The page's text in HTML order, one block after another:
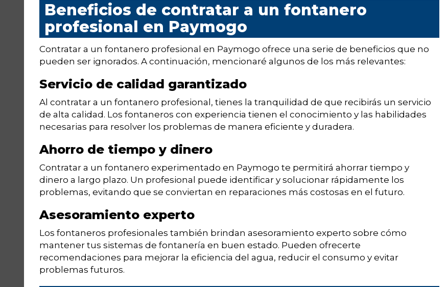
Beneficios de contratar a un fontanero
profesional en Paymogo
Contratar a un fontanero profesional en Paymogo ofrece una serie de beneficios que no
pueden ser ignorados. A continuación, mencionaré algunos de los más relevantes:
Servicio de calidad garantizado
Al contratar a un fontanero profesional, tienes la tranquilidad de que recibirás un servicio
de alta calidad. Los fontaneros con experiencia tienen el conocimiento y las habilidades
necesarias para resolver los problemas de manera eficiente y duradera.
Ahorro de tiempo y dinero
Contratar a un fontanero experimentado en Paymogo te permitirá ahorrar tiempo y
dinero a largo plazo. Un profesional puede identificar y solucionar rápidamente los
problemas, evitando que se conviertan en reparaciones más costosas en el futuro.
Asesoramiento experto
Los fontaneros profesionales también brindan asesoramiento experto sobre cómo
mantener tus sistemas de fontanería en buen estado. Pueden ofrecerte
recomendaciones para mejorar la eficiencia del agua, reducir el consumo y evitar
problemas futuros.